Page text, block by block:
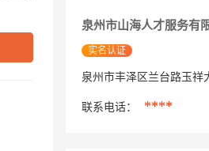
泉州市山海人才服务有
实名认证
泉州市丰泽区兰台路玉祥
联系电话： ****